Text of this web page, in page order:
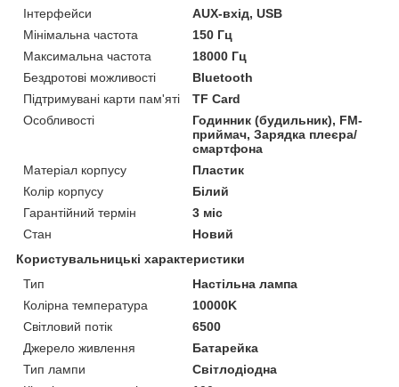
Інтерфейси
AUX-вхід, USB
Мінімальна частота
150 Гц
Максимальна частота
18000 Гц
Бездротові можливості
Bluetooth
Підтримувані карти пам'яті
TF Card
Особливості
Годинник (будильник), FM-
приймач, Зарядка плеєра/
смартфона
Матеріал корпусу
Пластик
Колір корпусу
Білий
Гарантійний термін
3 міс
Стан
Новий
Користувальницькі характеристики
Тип
Настільна лампа
Колірна температура
10000K
Світловий потік
6500
Джерело живлення
Батарейка
Тип лампи
Світлодіодна